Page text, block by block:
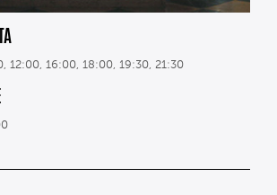
12:00, 16:00, 18:00, 19:30, 21:30